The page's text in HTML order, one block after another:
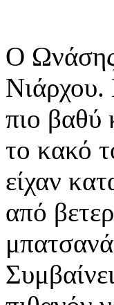
Ο Ωνάσης
Νιάρχου.
πιο βαθύ
το κακό
είχαν
από